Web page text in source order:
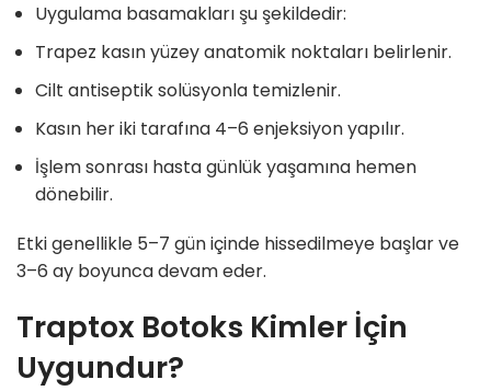
Uygulama basamakları şu şekildedir:
Trapez kasın yüzey anatomik noktaları belirlenir.
Cilt antiseptik solüsyonla temizlenir.
Kasın her iki tarafına 4–6 enjeksiyon yapılır.
İşlem sonrası hasta günlük yaşamına hemen
dönebilir.
Etki genellikle 5–7 gün içinde hissedilmeye başlar ve
3–6 ay boyunca devam eder.
Traptox Botoks Kimler İçin
Uygundur?